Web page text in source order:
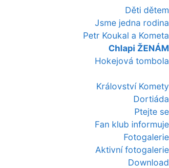
Děti dětem
Jsme jedna rodina
Petr Koukal a Kometa
Chlapi ŽENÁM
Hokejová tombola
Království Komety
Dortiáda
Ptejte se
Fan klub informuje
Fotogalerie
Aktivní fotogalerie
Download